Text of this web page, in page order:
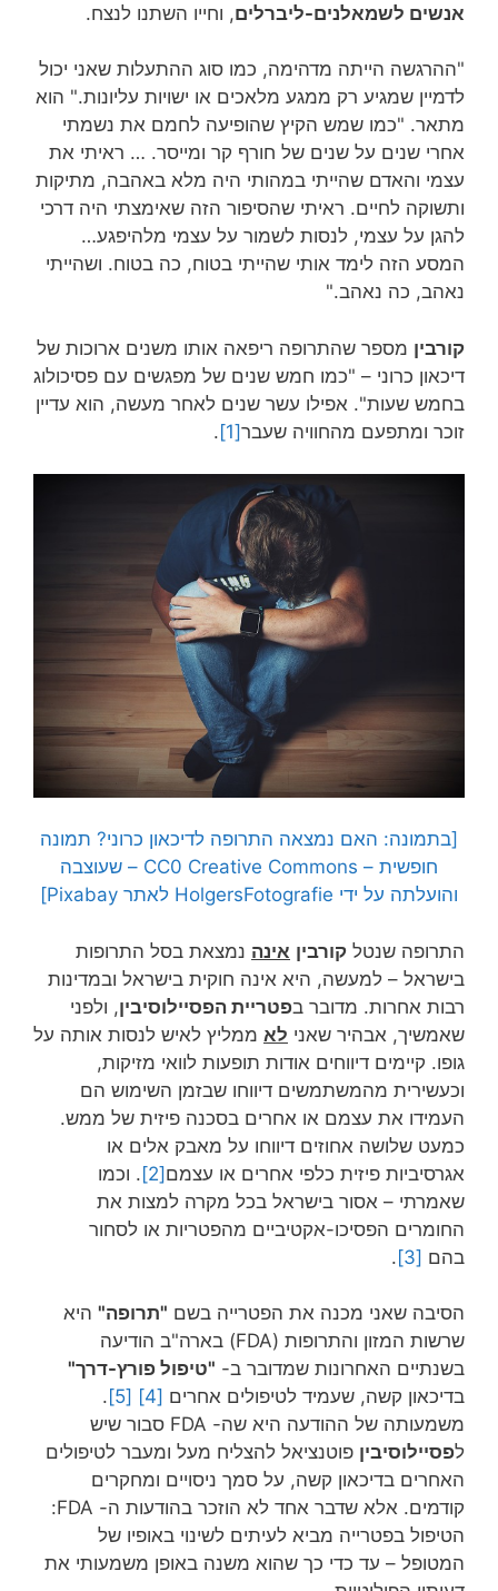
אנשים לשמאלנים-ליברלים, וחייו השתנו לנצח.
"ההרגשה הייתה מדהימה, כמו סוג ההתעלות שאני יכול
לדמיין שמגיע רק ממגע מלאכים או ישויות עליונות." הוא
מתאר. "כמו שמש הקיץ שהופיעה לחמם את נשמתי
אחרי שנים על שנים של חורף קר ומייסר. … ראיתי את
עצמי והאדם שהייתי במהותי היה מלא באהבה, מתיקות
ותשוקה לחיים. ראיתי שהסיפור הזה שאימצתי היה דרכי
להגן על עצמי, לנסות לשמור על עצמי מלהיפגע…
המסע הזה לימד אותי שהייתי בטוח, כה בטוח. ושהייתי
נאהב, כה נאהב."
קורבין מספר שהתרופה ריפאה אותו משנים ארוכות של
דיכאון כרוני – "כמו חמש שנים של מפגשים עם פסיכולוג
בחמש שעות". אפילו עשר שנים לאחר מעשה, הוא עדיין
זוכר ומתפעם מהחוויה שעבר[1]
.
[בתמונה: האם נמצאה התרופה לדיכאון כרוני? תמונה
חופשית – CC0 Creative Commons – שעוצבה
והועלתה על ידי HolgersFotografie לאתר Pixabay]
התרופה שנטל קורבין אינה נמצאת בסל התרופות
בישראל – למעשה, היא אינה חוקית בישראל ובמדינות
רבות אחרות. מדובר בפטריית הפסיילוסיבין, ולפני
שאמשיך, אבהיר שאני לא ממליץ לאיש לנסות אותה על
גופו. קיימים דיווחים אודות תופעות לוואי מזיקות,
וכעשירית מהמשתמשים דיווחו שבזמן השימוש הם
העמידו את עצמם או אחרים בסכנה פיזית של ממש.
כמעט שלושה אחוזים דיווחו על מאבק אלים או
אגרסיביות פיזית כלפי אחרים או עצמם[2]
. וכמו
שאמרתי – אסור בישראל בכל מקרה למצות את
החומרים הפסיכו-אקטיביים מהפטריות או לסחור
בהם [3]
.
הסיבה שאני מכנה את הפטרייה בשם "תרופה" היא
שרשות המזון והתרופות (FDA) בארה"ב הודיעה
בשנתיים האחרונות שמדובר ב- "טיפול פורץ-דרך"
בדיכאון קשה, שעמיד לטיפולים אחרים [4]
[5]
.
משמעותה של ההודעה היא שה- FDA סבור שיש
לפסיילוסיבין פוטנציאל להצליח מעל ומעבר לטיפולים
האחרים בדיכאון קשה, על סמך ניסויים ומחקרים
קודמים. אלא שדבר אחד לא הוזכר בהודעות ה- FDA:
הטיפול בפטרייה מביא לעיתים לשינוי באופיו של
המטופל – עד כדי כך שהוא משנה באופן משמעותי את